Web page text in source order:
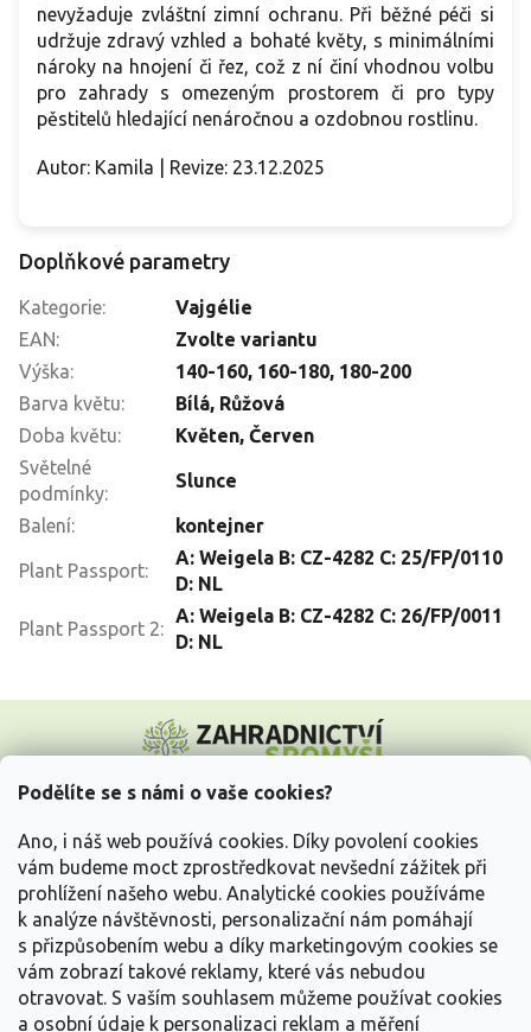
Podělíte se s námi o vaše cookies?
Ano, i náš web používá cookies. Díky povolení cookies
vám budeme moct zprostředkovat nevšední zážitek při
prohlížení našeho webu. Analytické cookies používáme
k analýze návštěvnosti, personalizační nám pomáhají
s přizpůsobením webu a díky marketingovým cookies se
vám zobrazí takové reklamy, které vás nebudou
otravovat. S vaším souhlasem můžeme používat cookies
a osobní údaje k personalizaci reklam a měření
nevyžaduje zvláštní zimní ochranu. Při běžné péči si
udržuje zdravý vzhled a bohaté květy, s minimálními
nároky na hnojení či řez, což z ní činí vhodnou volbu
pro zahrady s omezeným prostorem či pro typy
pěstitelů hledající nenáročnou a ozdobnou rostlinu.
Autor: Kamila | Revize: 23.12.2025
Doplňkové parametry
Kategorie:
Vajgélie
EAN:
Zvolte variantu
Výška: 140-160, 160-180, 180-200
Barva květu: Bílá, Růžová
Doba květu: Květen, Červen
Světelné
podmínky:
Slunce
Balení: kontejner
Plant Passport:
A: Weigela B: CZ-4282 C: 25/FP/0110
D: NL
Plant Passport 2:
A: Weigela B: CZ-4282 C: 26/FP/0011
D: NL
p
Vše o nákupu
Informace pro Vás
Kontakujte nás